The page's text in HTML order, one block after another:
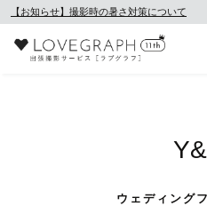
【お知らせ】撮影時の暑さ対策について
ウェディング